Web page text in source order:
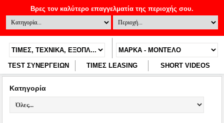
TEST ΣΥΝΕΡΓΕΙΩΝ ΤΙΜΕΣ LEASING SHORT VIDEOS
Κατηγορία